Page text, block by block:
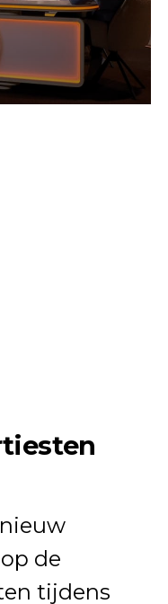
de
tijdens